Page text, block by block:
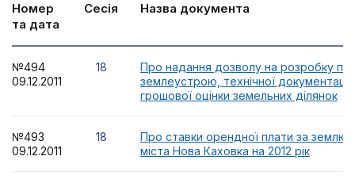
Номер
та дата
Сесія Назва документа
№494
09.12.2011
18
Про надання дозволу на розробку
землеустрою, технічної
грошової оцінки земельних ділянок
№493
09.12.2011
18
Про ставки орендної плати за землю
міста Нова Каховка на 2012 рік